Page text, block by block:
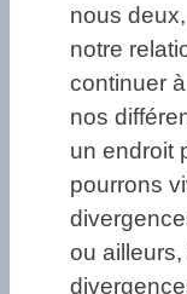
nous
notre
continuer
nos
un endroit
pourrons
ou